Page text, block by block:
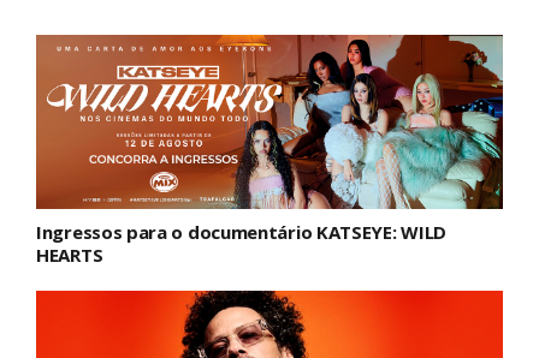
Ingressos para o documentário KATSEYE: WILD
HEARTS